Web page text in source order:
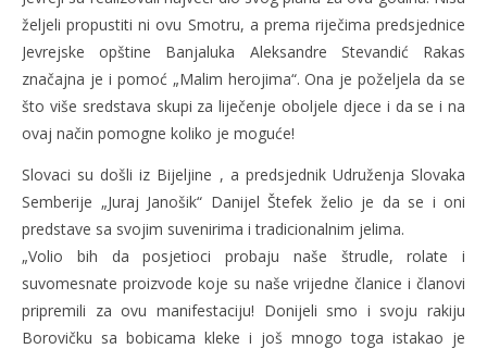
željeli propustiti ni ovu Smotru, a prema riječima predsjednice
Jevrejske opštine Banjaluka Aleksandre Stevandić Rakas
značajna je i pomoć „Malim herojima“. Ona je poželjela da se
što više sredstava skupi za liječenje oboljele djece i da se i na
ovaj način pomogne koliko je moguće!
Slovaci su došli iz Bijeljine , a predsjednik Udruženja Slovaka
Semberije „Juraj Janošik“ Danijel Štefek želio je da se i oni
predstave sa svojim suvenirima i tradicionalnim jelima.
„Volio bih da posjetioci probaju naše štrudle, rolate i
suvomesnate proizvode koje su naše vrijedne članice i članovi
pripremili za ovu manifestaciju! Donijeli smo i svoju rakiju
Borovičku sa bobicama kleke i još mnogo toga istakao je